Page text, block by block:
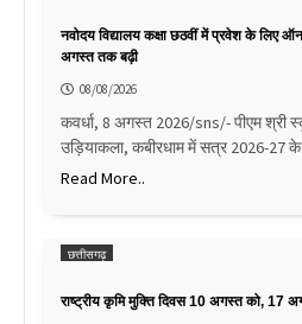
नवोदय विद्यालय कक्षा छठवीं में प्रवेश के लिए
अगस्त तक बढ़ी
08/08/2026
कवर्धा, 8 अगस्त 2026/sns/- पीएम श्री
उड़ियाकला, कबीरधाम में सत्र 2026-27
Read More..
छत्तीसगढ़
राष्ट्रीय कृमि मुक्ति दिवस 10 अगस्त को, 17